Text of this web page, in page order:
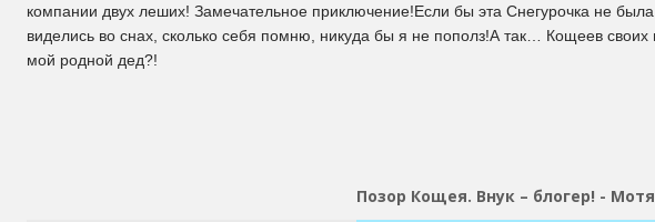
компании двух леших! Замечательное приключение!Если бы эта Снегурочка не
виделись во снах, сколько себя помню, никуда бы я не пополз!А так… Кощеев
мой родной дед?!
Позор Кощея. Внук – блогер! -